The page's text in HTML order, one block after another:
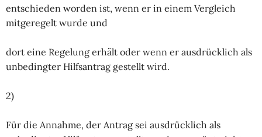
entschieden worden ist, wenn er in einem Vergleich
mitgeregelt wurde und
dort eine Regelung erhält oder wenn er ausdrücklich als
unbedingter Hilfsantrag gestellt wird.
2)
Für die Annahme, der Antrag sei ausdrücklich als